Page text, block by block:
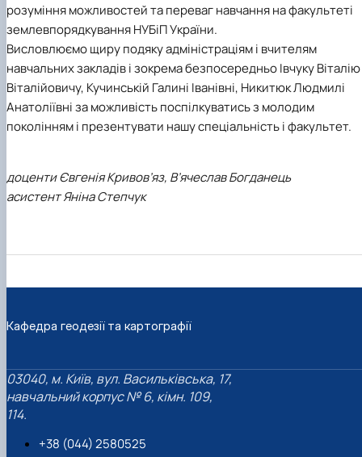
розуміння можливостей та переваг навчання на факультеті
землевпорядкування НУБіП України.
Висловлюємо щиру подяку адміністраціям і вчителям
навчальних закладів і зокрема безпосередньо Івчуку Віталію
Віталійовичу, Кучинській Галині Іванівні, Никитюк Людмилі
Анатоліївні за можливість поспілкуватись з молодим
поколінням і презентувати нашу спеціальність і факультет.
доценти Євгенія Кривов’яз, В’ячеслав Богданець
асистент Яніна Степчук
Кафедра геодезії та картографії
03040, м. Київ, вул. Васильківська, 17,
навчальний корпус № 6, кімн. 109,
114.
+38 (044) 2580525